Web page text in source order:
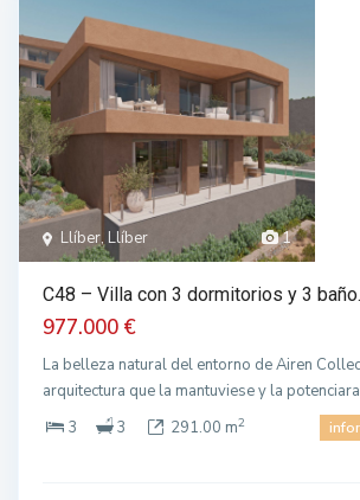
1
Llíber, Llíber
C48 – Villa con 3 dormitorios y 3
977.000 €
La belleza natural del entorno de Airen
arquitectura que la mantuviese y la
3
3 291.00 m2